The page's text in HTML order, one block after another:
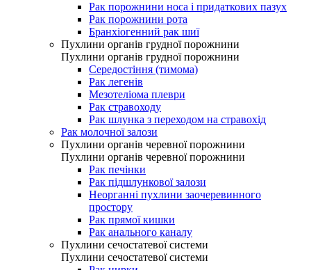
Рак порожнини носа і придаткових пазух
Рак порожнини рота
Бранхіогенний рак шиї
Пухлини органів грудної порожнини
Пухлини органів грудної порожнини
Середостіння (тимома)
Рак легенів
Мезотеліома плеври
Рак стравоходу
Рак шлунка з переходом на стравохід
Рак молочної залози
Пухлини органів черевної порожнини
Пухлини органів черевної порожнини
Рак печінки
Рак підшлункової залози
Неорганні пухлини заочеревинного
простору
Рак прямої кишки
Рак анального каналу
Пухлини сечостатевої системи
Пухлини сечостатевої системи